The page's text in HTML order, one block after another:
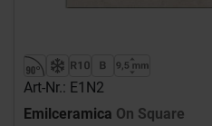
Art-Nr.: E1N2
Emilceramica On Square